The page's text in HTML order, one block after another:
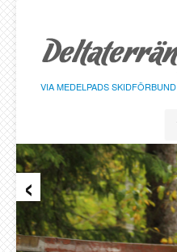
sidans
innehåll
VIA MEDELPADS SKIDFÖRBUND
Tävlingar
Resultat
Löpare
Klasser
‹